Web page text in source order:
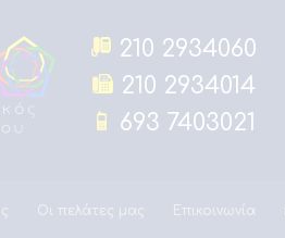
210 2934060
210 2934014
693 7403021
Οι πελάτες μας Επικοινωνία